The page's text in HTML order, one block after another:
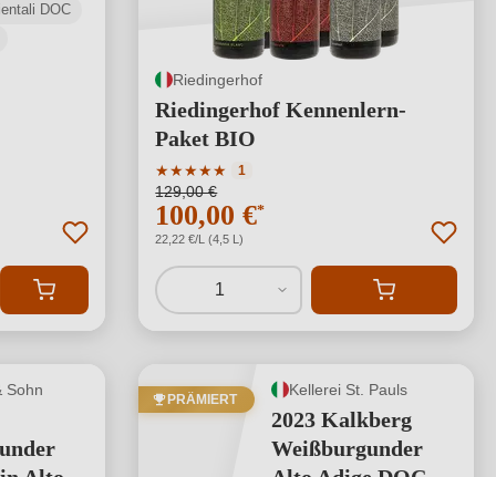
DOC
Riedingerhof
Riedingerhof Kennenlern-
Paket BIO
★★★★★
Durchschnittliche Bewertung von 5 von 5
1
129,00 €
100,00 €*
22,22 €/L (4,5 L)
1
Sohn
PRÄMIERT
Kellerei St. Pauls
2023 Kalkberg
Weißburgunder